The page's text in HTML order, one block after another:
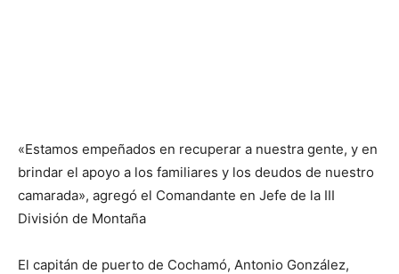
«Estamos empeñados en recuperar a nuestra gente, y en
brindar el apoyo a los familiares y los deudos de nuestro
camarada», agregó el Comandante en Jefe de la III
División de Montaña
El capitán de puerto de Cochamó, Antonio González,